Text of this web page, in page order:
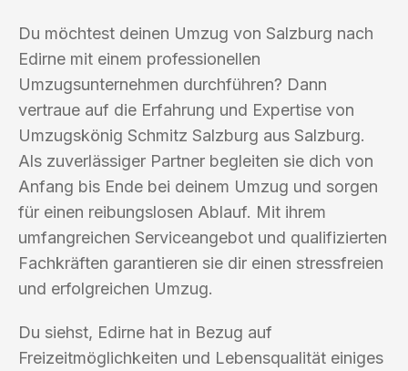
Du möchtest deinen Umzug von Salzburg nach
Edirne mit einem professionellen
Umzugsunternehmen durchführen? Dann
vertraue auf die Erfahrung und Expertise von
Umzugskönig Schmitz Salzburg aus Salzburg.
Als zuverlässiger Partner begleiten sie dich von
Anfang bis Ende bei deinem Umzug und sorgen
für einen reibungslosen Ablauf. Mit ihrem
umfangreichen Serviceangebot und qualifizierten
Fachkräften garantieren sie dir einen stressfreien
und erfolgreichen Umzug.
Du siehst, Edirne hat in Bezug auf
Freizeitmöglichkeiten und Lebensqualität einiges